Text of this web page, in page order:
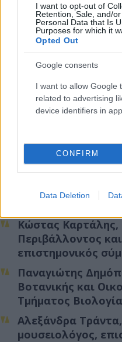
I want to opt-out of
Retention, Sale, and/
Personal Data that Is
Purposes for which it
Opted Out
Google consents
I want to allow Google
related to advertising
device identifiers in
CONFIRM
Data Deletion
Κώστας Καρτάλης,
Περιβάλλοντος
επιστημονικός
Παναγιώτης
Βοτανικής και
Τμήματος
Αλεξάνδρα Τράντα
μουσειολόγος,